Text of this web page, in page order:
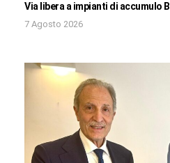
Via libera a impianti di accumulo
7 Agosto 2026